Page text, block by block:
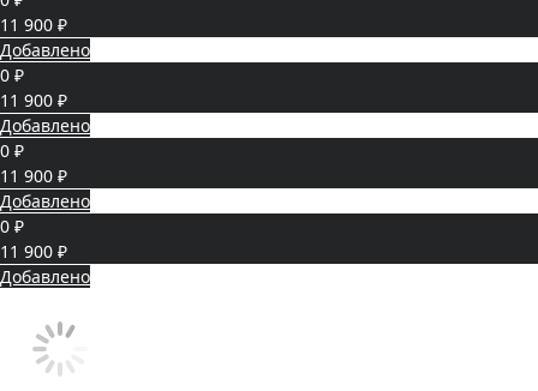
11 900 ₽
Добавлено
0 ₽
11 900 ₽
Добавлено
0 ₽
11 900 ₽
Добавлено
0 ₽
11 900 ₽
Добавлено